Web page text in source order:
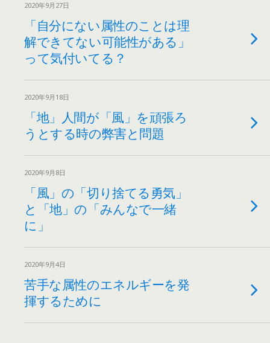
2020年9月27日
「自分にない属性のことは理
解できてない可能性がある」
って気付いてる？
2020年9月18日
「地」人間が「風」を頑張ろ
うとする時の弊害と問題
2020年9月8日
「風」の「切り捨てる勇気」
と「地」の「みんなで一緒
に」
2020年9月4日
苦手な属性のエネルギーを発
揮するために